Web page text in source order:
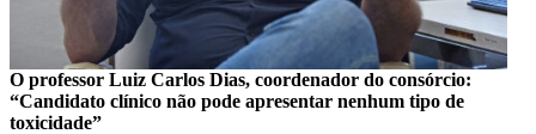
O professor Luiz Carlos Dias, coordenador do consórcio:
“Candidato clínico não pode apresentar nenhum tipo de
toxicidade”